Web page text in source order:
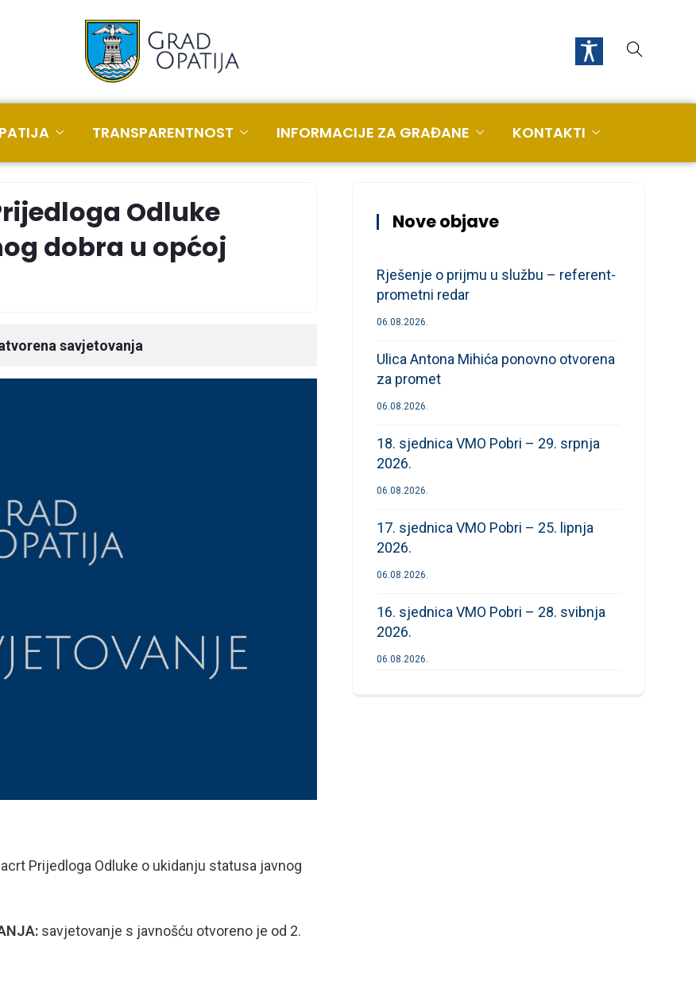
TRANSPARENTNOST INFORMACIJE ZA GRAĐANE KONTAKTI
Odluke
dobra u općoj
savjetovanja
Prijedloga Odluke o ukidanju statusa javnog
savjetovanje s javnošću otvoreno je od 2.
Nove objave
Rješenje o prijmu u službu – referent-
prometni redar
06.08.2026.
Ulica Antona Mihića ponovno otvorena
za promet
06.08.2026.
18. sjednica VMO Pobri – 29. srpnja
2026.
06.08.2026.
17. sjednica VMO Pobri – 25. lipnja
2026.
06.08.2026.
16. sjednica VMO Pobri – 28. svibnja
2026.
06.08.2026.